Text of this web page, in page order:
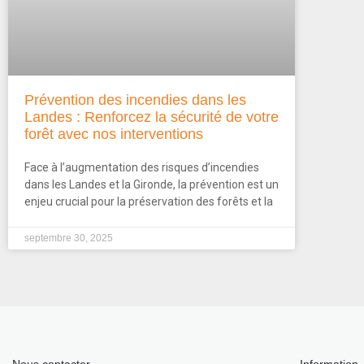
Prévention des incendies dans les
Landes : Renforcez la sécurité de votre
forêt avec nos interventions
Face à l’augmentation des risques d’incendies
dans les Landes et la Gironde, la prévention est un
enjeu crucial pour la préservation des forêts et la
septembre 30, 2025